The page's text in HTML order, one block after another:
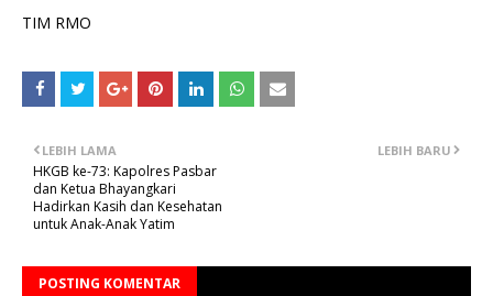
TIM RMO
LEBIH BARU
LEBIH LAMA
HKGB ke-73: Kapolres Pasbar
dan Ketua Bhayangkari
Hadirkan Kasih dan Kesehatan
untuk Anak-Anak Yatim
POSTING KOMENTAR